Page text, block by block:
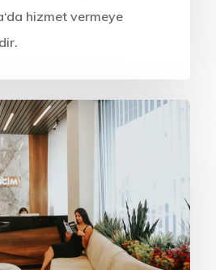
hizmet vermeye
ONLINE RANDEVU
Anasayfa
Kurumsal
Hakkımızda
Tedavilerimiz